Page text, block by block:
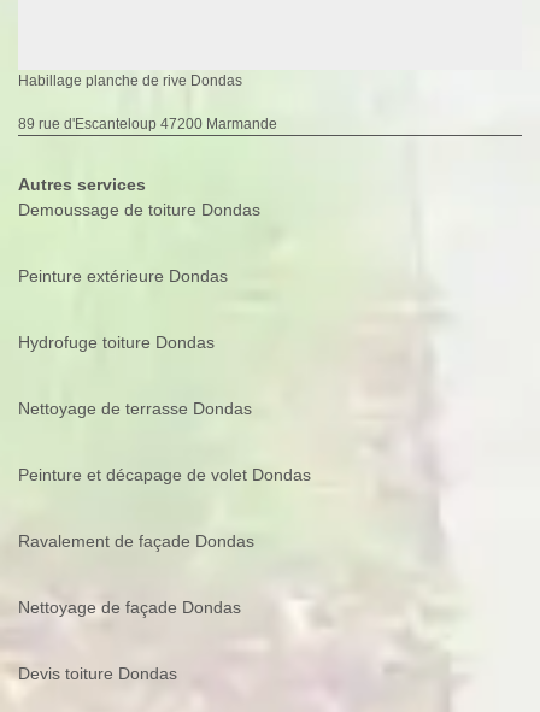
Habillage planche de rive Dondas
89 rue d'Escanteloup 47200 Marmande
Autres services
Demoussage de toiture Dondas
Peinture extérieure Dondas
Hydrofuge toiture Dondas
Nettoyage de terrasse Dondas
Peinture et décapage de volet Dondas
Ravalement de façade Dondas
Nettoyage de façade Dondas
Devis toiture Dondas